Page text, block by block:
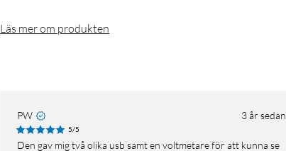
Läs mer om produkten
PW 3 år sedan
5/5
Den gav mig två olika usb samt en voltmetare för att kunna se